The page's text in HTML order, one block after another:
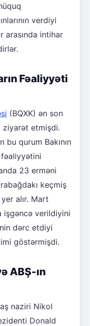
verdiyi
arasında intihar
Fəaliyyəti
(BQXK) ən son
ziyarət etmişdi.
qurum Bakının
23 erməni
keçmiş
alır. Mart
işgəncə verildiyini
dərc etdiyi
göstərmişdi.
ABŞ-ın
naziri Nikol
Donald